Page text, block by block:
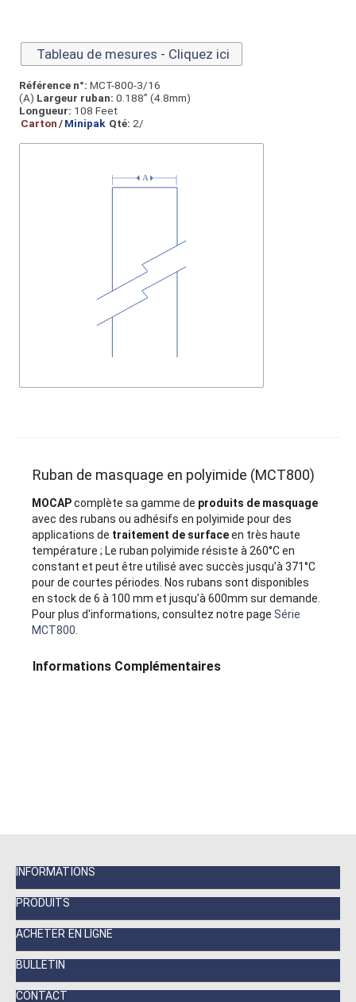
Tableau de mesures - Cliquez ici
Référence n°: MCT-800-3/16
(A) Largeur ruban: 0.188” (4.8mm)
Longueur: 108 Feet
Carton/Minipak Qté: 2/
Ruban de masquage en polyimide (MCT800)
MOCAPcomplète sa gamme de produits de masquage
avec des rubans ou adhésifs en polyimide pour des
applications de traitement de surfaceen très haute
température ; Le ruban polyimide résiste à 260°C en
constant et peut être utilisé avec succès jusqu’à 371°C
pour de courtes périodes. Nos rubans sont disponibles
en stock de 6 à 100 mm et jusqu’à 600mm sur demande.
Pour plus d'informations, consultez notre pageSérie
MCT800
Informations Complémentaires
INFORMATIONS
PRODUITS
ACHETER EN LIGNE
BULLETIN
CONTACT